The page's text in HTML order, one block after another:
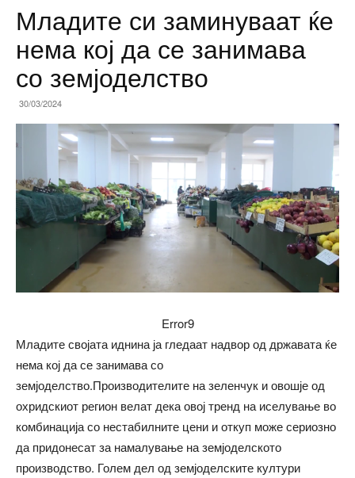
Младите си заминуваат ќе
нема кој да се занимава
со земјоделство
30/03/2024
Error9
Младите својата иднина ја гледаат надвор од државата ќе
нема кој да се занимава со
земјоделство.Производителите на зеленчук и овошје од
охридскиот регион велат дека овој тренд на иселување во
комбинација со нестабилните цени и откуп може сериозно
да придонесат за намалување на земјоделското
производство. Голем дел од земјоделските култури